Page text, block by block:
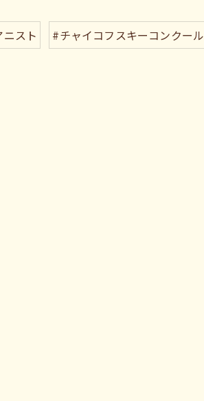
スト #チャイコフスキーコンクール